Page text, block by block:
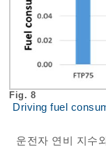
Fig. 8
Driving fuel
운전자 연비 지수